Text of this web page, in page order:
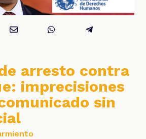
arresto contra
imprecisiones
sin